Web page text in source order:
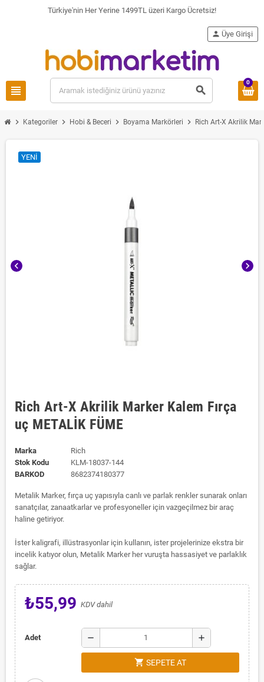
Türkiye'nin Her Yerine 1499TL üzeri Kargo Ücretsiz!
view_headline search
person Üye Girişi
0
chevron_right Kategoriler chevron_right Hobi & Beceri chevron_right Boyama Markörleri chevron_right Rich Art-X Akrilik
chevron_left chevron_right
YENI
Rich Art-X Akrilik Marker Kalem Fırça
uç METALİK FÜME
Marka
Rich
Stok Kodu
KLM-18037-144
BARKOD
8682374180377
Metalik Marker, fırça uç yapısıyla canlı ve parlak renkler sunarak onları
sanatçılar, zanaatkarlar ve profesyoneller için vazgeçilmez bir araç
haline getiriyor.
İster kaligrafi, illüstrasyonlar için kullanın, ister projelerinize ekstra bir
incelik katıyor olun, Metalik Marker her vuruşta hassasiyet ve parlaklık
sağlar.
₺55,99 KDV dahil
Adet remove add
shopping_cart SEPETE AT